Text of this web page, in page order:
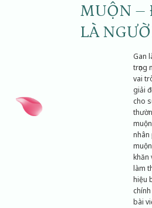
MUỘN –
LÀ
Gan
trọng
vai
giải
cho
nhân
khăn
làm
hiệu
bài